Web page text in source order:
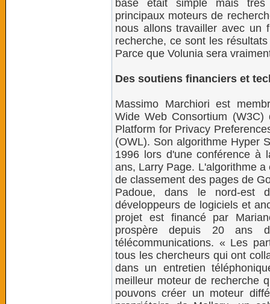
base était simple mais
principaux moteurs de
nous allons travailler avec un
recherche, ce sont les
Parce que Volunia sera
Des soutiens financiers et
Massimo Marchiori est
Wide Web Consortium
Platform for Privacy
(OWL). Son algorithme Hyper
1996 lors d'une conférence à
ans, Larry Page. L'algorithme
de classement des pages de
Padoue, dans le nord-est
développeurs de logiciels et
projet est financé par
prospère depuis 20 ans
télécommunications. « Les
tous les chercheurs qui ont
dans un entretien
meilleur moteur de recherche
pouvons créer un moteur